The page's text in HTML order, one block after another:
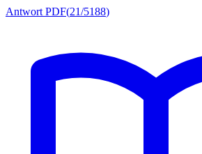
Antwort PDF(21/5188)